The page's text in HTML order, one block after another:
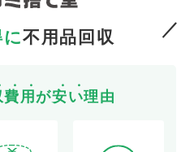
に不用品回収
費用 が安い理由